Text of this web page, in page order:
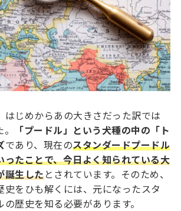
はじめからあの大きさだった訳では
「プードル」という犬種の中の「ト
であり、現在のスタンダードプードル
ったことで、今日よく知られている大
誕生したとされています。そのため、
史をひも解くには、元になったスタ
歴史を知る必要があります。